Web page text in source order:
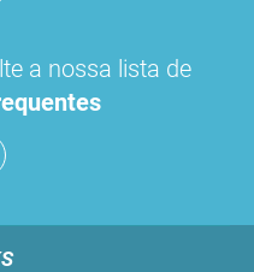
a nossa lista de